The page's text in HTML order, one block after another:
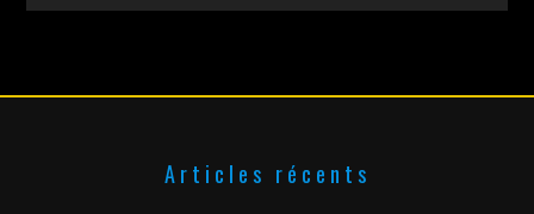
Articles récents